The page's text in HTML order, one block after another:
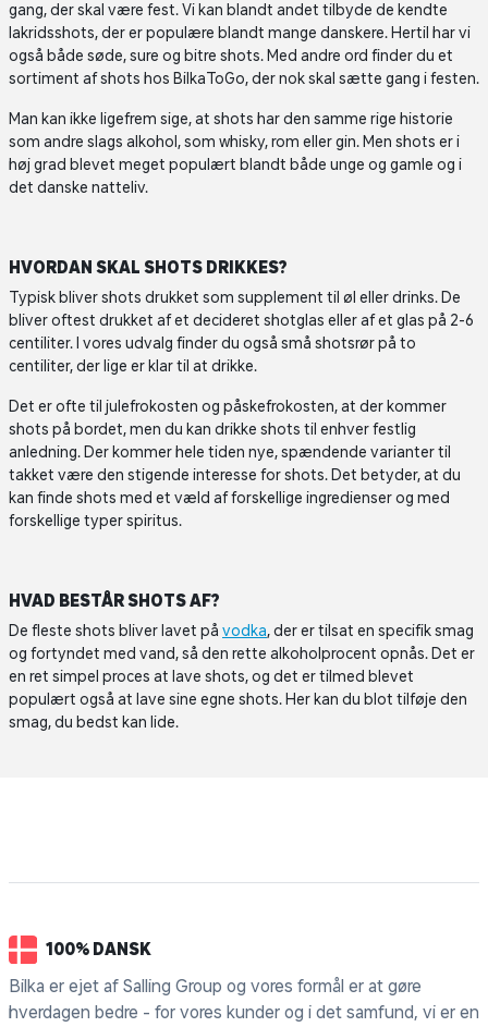
gang, der skal være fest. Vi kan blandt andet tilbyde de kendte
lakridsshots, der er populære blandt mange danskere. Hertil har vi
også både søde, sure og bitre shots. Med andre ord finder du et
sortiment af shots hos BilkaToGo, der nok skal sætte gang i festen.
Man kan ikke ligefrem sige, at shots har den samme rige historie
som andre slags alkohol, som whisky, rom eller gin. Men shots er i
høj grad blevet meget populært blandt både unge og gamle og i
det danske natteliv.
HVORDAN SKAL SHOTS DRIKKES?
Typisk bliver shots drukket som supplement til øl eller drinks. De
bliver oftest drukket af et decideret shotglas eller af et glas på 2-6
centiliter. I vores udvalg finder du også små shotsrør på to
centiliter, der lige er klar til at drikke.
Det er ofte til julefrokosten og påskefrokosten, at der kommer
shots på bordet, men du kan drikke shots til enhver festlig
anledning. Der kommer hele tiden nye, spændende varianter til
takket være den stigende interesse for shots. Det betyder, at du
kan finde shots med et væld af forskellige ingredienser og med
forskellige typer spiritus.
HVAD BESTÅR SHOTS AF?
De fleste shots bliver lavet på vodka, der er tilsat en specifik smag
og fortyndet med vand, så den rette alkoholprocent opnås. Det er
en ret simpel proces at lave shots, og det er tilmed blevet
populært også at lave sine egne shots. Her kan du blot tilføje den
smag, du bedst kan lide.
100% DANSK
Bilka er ejet af Salling Group og vores formål er at gøre
hverdagen bedre - for vores kunder og i det samfund, vi er en